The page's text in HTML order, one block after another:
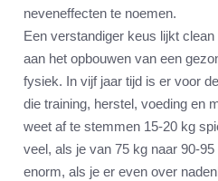
neveneffecten te noemen.
Een verstandiger keus lijkt
aan het opbouwen van een
fysiek. In vijf jaar tijd is er voor
die training, herstel, voeding en
weet af te stemmen 15-20 kg
veel, als je van 75 kg naar 90-
enorm, als je er even over